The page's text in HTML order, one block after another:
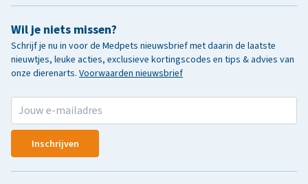
Wil je niets missen?
Schrijf je nu in voor de Medpets nieuwsbrief met daarin de laatste
nieuwtjes, leuke acties, exclusieve kortingscodes en tips & advies van
onze dierenarts. Voorwaarden nieuwsbrief
Inschrijven